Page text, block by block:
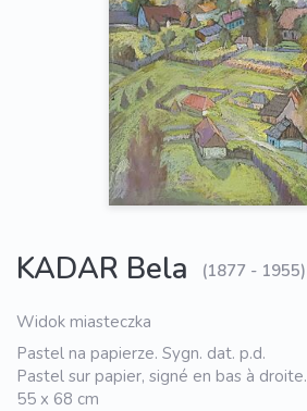
KADAR Bela (1877 - 1955)
Widok miasteczka
Pastel na papierze. Sygn. dat. p.d.
Pastel sur papier, signé en bas à droite.
55 x 68 cm